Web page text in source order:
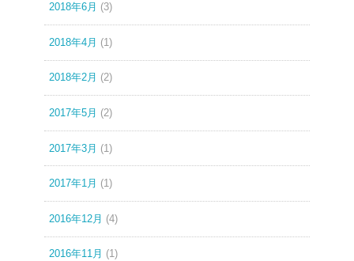
2018年6月 (3)
2018年4月 (1)
2018年2月 (2)
2017年5月 (2)
2017年3月 (1)
2017年1月 (1)
2016年12月 (4)
2016年11月 (1)